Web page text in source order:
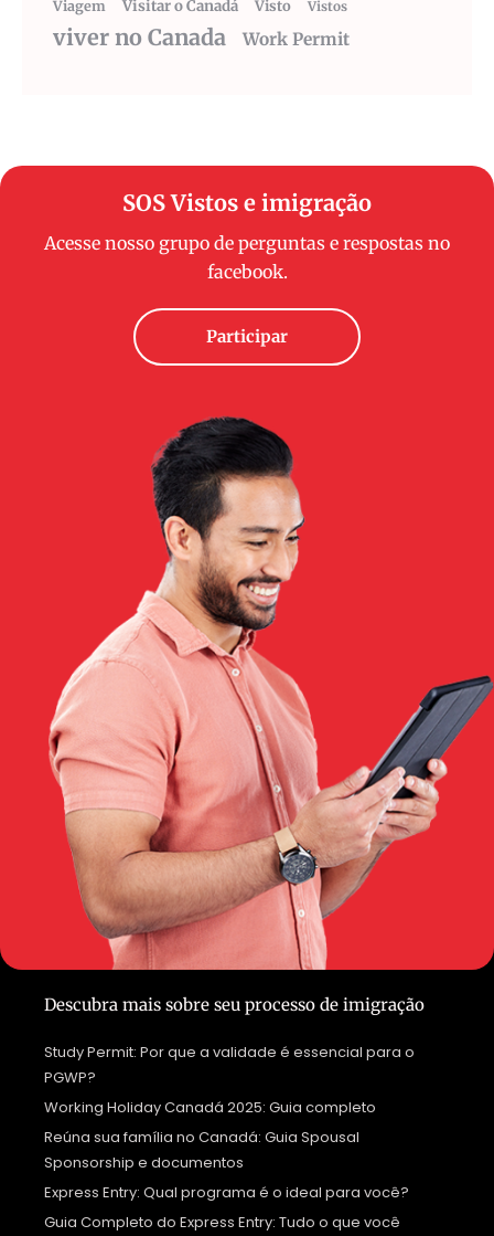
Viagem Visitar o Canadá Visto Vistos
viver no Canada Work Permit
SOS Vistos e imigração
Acesse nosso grupo de perguntas e respostas no
facebook.
Participar
Descubra mais sobre seu processo de imigração
Study Permit: Por que a validade é essencial para o
PGWP?
Working Holiday Canadá 2025: Guia completo
Reúna sua família no Canadá: Guia Spousal
Sponsorship e documentos
Express Entry: Qual programa é o ideal para você?
Guia Completo do Express Entry: Tudo o que você